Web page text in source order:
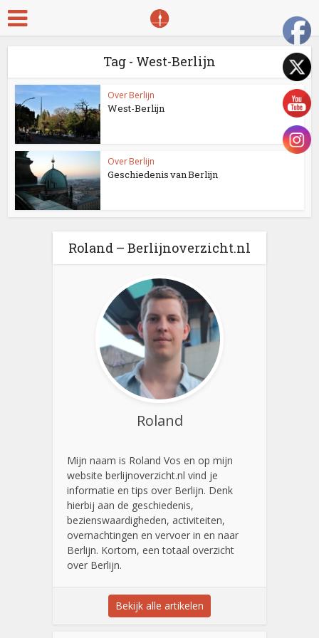
Tag - West-Berlijn
Over Berlijn
West-Berlijn
Over Berlijn
Geschiedenis van Berlijn
Roland – Berlijnoverzicht.nl
Roland
Mijn naam is Roland Vos en op mijn
website berlijnoverzicht.nl vind je
informatie en tips over Berlijn. Denk
hierbij aan de geschiedenis,
bezienswaardigheden, activiteiten,
overnachtingen en vervoer in en naar
Berlijn. Kortom, een totaal overzicht
over Berlijn.
Bekijk alle artikelen